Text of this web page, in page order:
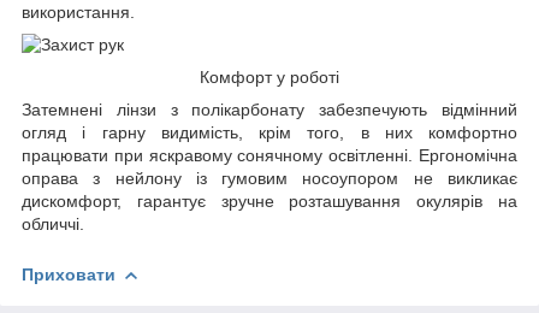
використання.
Комфорт у роботі
Затемнені лінзи з полікарбонату забезпечують відмінний
огляд і гарну видимість, крім того, в них комфортно
працювати при яскравому сонячному освітленні. Ергономічна
оправа з нейлону із гумовим носоупором не викликає
дискомфорт, гарантує зручне розташування окулярів на
обличчі.
Приховати